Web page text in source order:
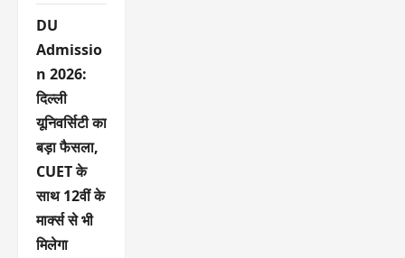
DU
Admissio
n 2026:
दिल्ली
यूनिवर्सिटी का
बड़ा फैसला,
CUET के
साथ 12वीं के
मार्क्स से भी
मिलेगा